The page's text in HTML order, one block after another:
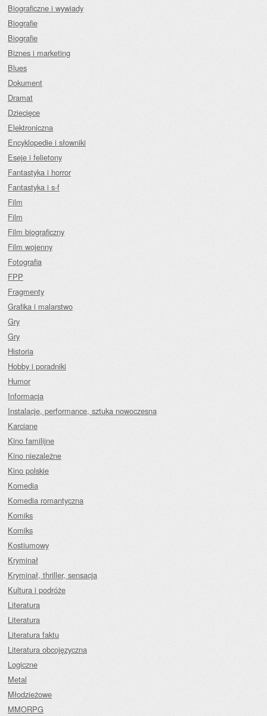
Biograficzne i wywiady
Biografie
Biografie
Biznes i marketing
Blues
Dokument
Dramat
Dziecięce
Elektroniczna
Encyklopedie i słowniki
Eseje i felietony
Fantastyka i horror
Fantastyka i s-f
Film
Film
Film biograficzny
Film wojenny
Fotografia
FPP
Fragmenty
Grafika i malarstwo
Gry
Gry
Historia
Hobby i poradniki
Humor
Informacja
Instalacje, performance, sztuka nowoczesna
Karciane
Kino familijne
Kino niezależne
Kino polskie
Komedia
Komedia romantyczna
Komiks
Komiks
Kostiumowy
Kryminał
Kryminał, thriller, sensacja
Kultura i podróże
Literatura
Literatura
Literatura faktu
Literatura obcojęzyczna
Logiczne
Metal
Młodzieżowe
MMORPG